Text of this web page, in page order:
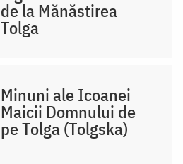
de la Mănăstirea
Tolga
Minuni ale Icoanei
Maicii Domnului de
pe Tolga (Tolgska)